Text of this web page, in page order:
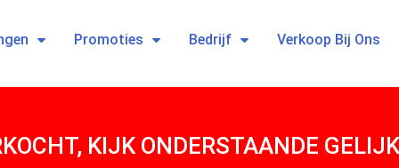
Promoties Bedrijf Verkoop Bij Ons
KIJK ONDERSTAANDE